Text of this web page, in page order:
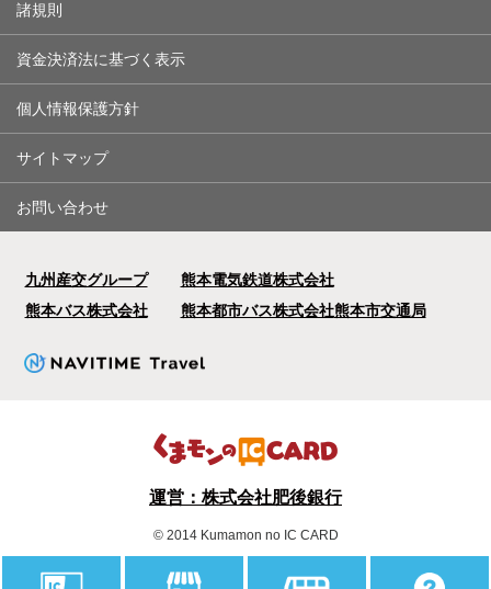
諸規則
資金決済法に基づく表示
個人情報保護方針
サイトマップ
お問い合わせ
九州産交グループ
熊本電気鉄道株式会社
熊本バス株式会社
熊本都市バス株式会社熊本市交通局
運営：株式会社肥後銀行
© 2014 Kumamon no IC CARD